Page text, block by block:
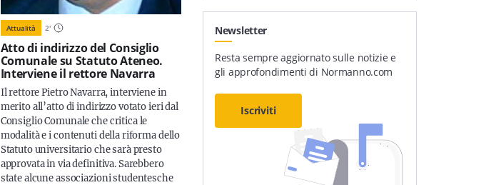
Attualità 2'
Atto di indirizzo del Consiglio
Comunale su Statuto Ateneo.
Interviene il rettore Navarra
Il rettore Pietro Navarra, interviene in
merito all’atto di indirizzo votato ieri dal
Consiglio Comunale che critica le
modalità e i contenuti della riforma dello
Statuto universitario che sarà presto
approvata in via definitiva. Sarebbero
state alcune associazioni studentesche
Newsletter
Resta sempre aggiornato sulle notizie e
gli approfondimenti di Normanno.com
Iscriviti